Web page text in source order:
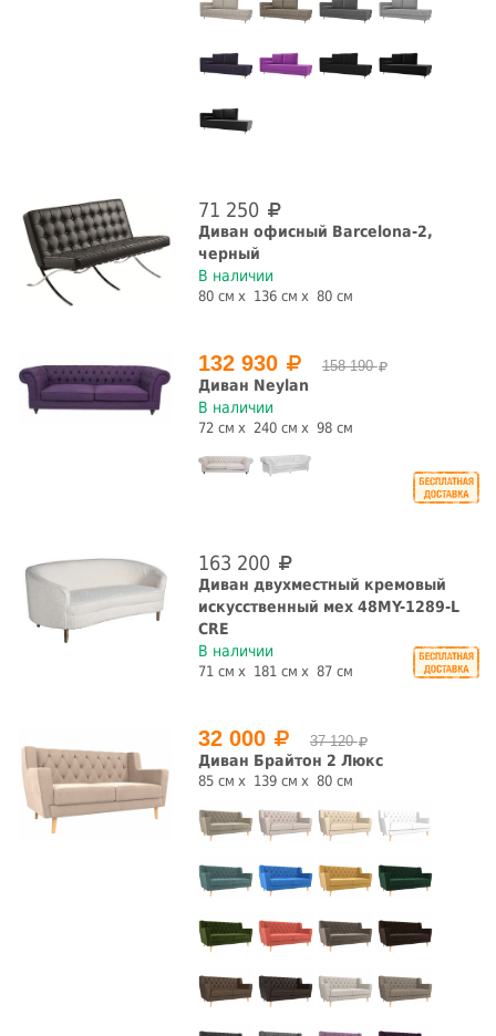
СБРОСИТЬ ФИЛЬТРЫ
71 250
Диван офисный Barcelona-2,
черный
В наличии
80 см 136 см 80 см
132 930 158 190
Диван Neylan
В наличии
72 см 240 см 98 см
163 200
Диван двухместный кремовый
искусственный мех 48MY-1289-L
CRE
В наличии
71 см 181 см 87 см
32 000 37 120
Диван Брайтон 2 Люкс
85 см 139 см 80 см